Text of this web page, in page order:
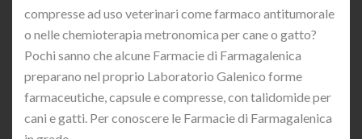
compresse ad uso veterinari come farmaco antitumorale
o nelle chemioterapia metronomica per cane o gatto?
Pochi sanno che alcune Farmacie di Farmagalenica
preparano nel proprio Laboratorio Galenico forme
farmaceutiche, capsule e compresse, con talidomide per
cani e gatti. Per conoscere le Farmacie di Farmagalenica